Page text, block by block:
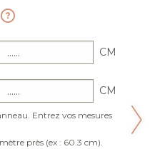
CM
CM
Entrez vos mesures
près (ex : 60.3 cm).